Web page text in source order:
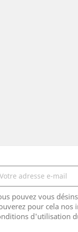
pouvez vous
pour cela nos
d'utilisation